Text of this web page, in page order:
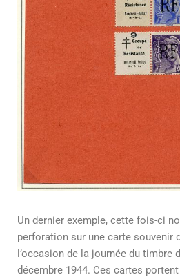
Un dernier exemple, cette fois-ci
perforation sur une carte souvenir
l’occasion de la journée du timbre
décembre 1944. Ces cartes